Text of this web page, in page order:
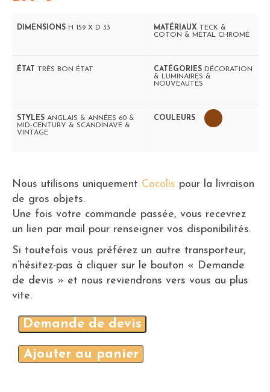
DIMENSIONS H 159 X D 33 MATÉRIAUX TECK &
COTON & MÉTAL CHROMÉ
ÉTAT TRÈS BON ÉTAT CATÉGORIES DÉCORATION
& LUMINAIRES &
NOUVEAUTÉS
STYLES ANGLAIS & ANNÉES 60 &
MID-CENTURY & SCANDINAVE &
VINTAGE
COULEURS
Nous utilisons uniquement Cocolis pour la livraison
de gros objets.
Une fois votre commande passée, vous recevrez
un lien par mail pour renseigner vos disponibilités.
Si toutefois vous préférez un autre transporteur,
n’hésitez-pas à cliquer sur le bouton « Demande
de devis » et nous reviendrons vers vous au plus
vite.
Demande de devis
Ajouter au panier